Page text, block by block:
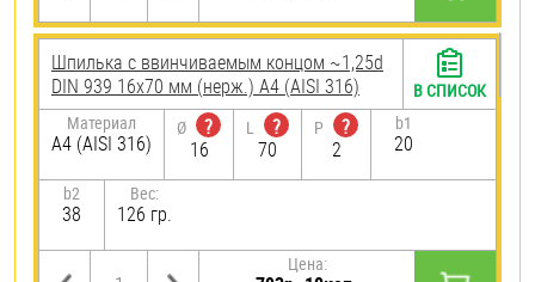
Шпилька c ввинчиваемым концом ~1,25d
DIN 939 16х70 мм (нерж.) A4 (AISI 316)
Материал
A4 (AISI 316)
Ø
?
16
L
?
70
P
?
2
b1
20
b2
38
Вес:
126 гр.
Цена:
В СПИСОК